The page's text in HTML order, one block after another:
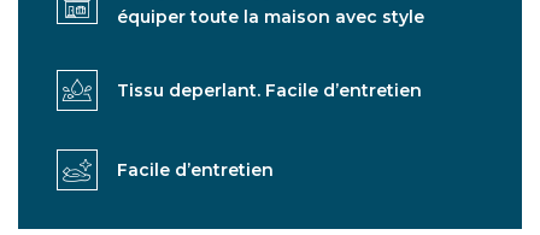
équiper toute la maison avec style
Tissu deperlant. Facile d’entretien
Facile d’entretien